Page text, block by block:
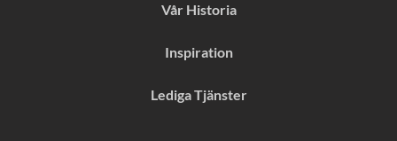
Vår Historia
Inspiration
Lediga Tjänster